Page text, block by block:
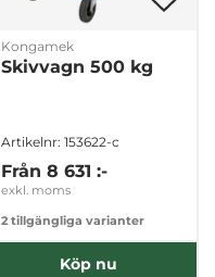
Kongamek
Skivvagn 500 kg
Artikelnr: 153622-c
Från 8 631 :-
exkl. moms
2 tillgängliga varianter
Köp nu